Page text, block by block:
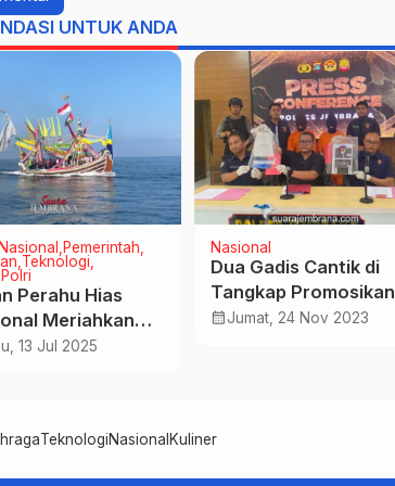
UNTUK ANDA
Nasional
Pemerintah
Teknologi
Perahu Hias
Meriahkan
Laut di
13 Jul 2025
Nasional
Dua Gadis Cantik di
Tangkap Promosikan
Judi Online di Media
calendar_monthJumat, 24 Nov 2023
TeknologiNasionalKuliner